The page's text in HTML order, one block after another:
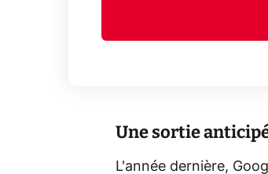
Une sortie
L'année dernière,